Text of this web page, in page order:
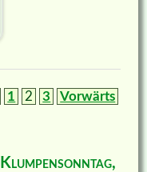
1 2 3 Vorwärts